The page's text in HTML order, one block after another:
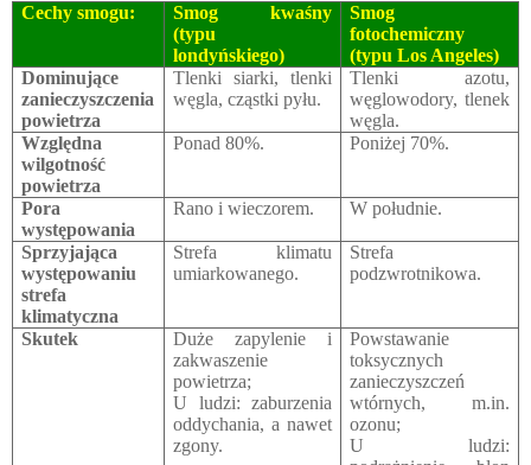
Cechy smogu:
Smog kwaśny
(typu
londyńskiego)
Smog
fotochemiczny
(typu Los Angeles)
Dominujące
zanieczyszczenia
powietrza
Tlenki siarki, tlenki
węgla, cząstki pyłu.
Tlenki azotu,
węglowodory, tlenek
węgla.
Względna
wilgotność
powietrza
Ponad 80%. Poniżej 70%.
Pora
występowania
Rano i wieczorem. W południe.
Sprzyjająca
występowaniu
strefa
klimatyczna
Strefa klimatu
umiarkowanego.
Strefa
podzwrotnikowa.
Skutek
Duże zapylenie i
zakwaszenie
powietrza;
U ludzi: zaburzenia
oddychania, a nawet
zgony.
Powstawanie
toksycznych
zanieczyszczeń
wtórnych, m.in.
ozonu;
U ludzi: